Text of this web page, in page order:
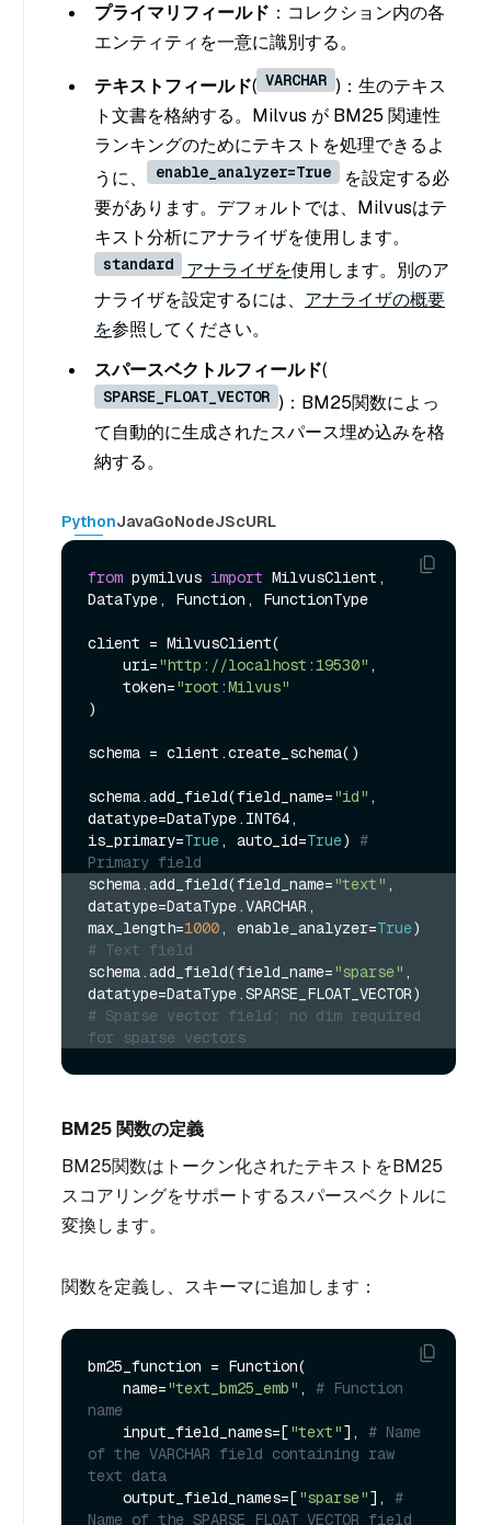
プライマリフィールド ：コレクション内の各
エンティティを一意に識別する。
テキストフィールド( VARCHAR )：生のテキス
ト文書を格納する。Milvus が BM25 関連性
ランキングのためにテキストを処理できるよ
うに、
enable_analyzer=True
を設定する必
要があります。デフォルトでは、Milvusはテ
キスト分析にアナライザを使用します。
standard アナライザを使用します。別のア
ナライザを設定するには、 アナライザの概要
を参照してください。
スパースベクトルフィールド(
SPARSE_FLOAT_VECTOR )：BM25関数によっ
て自動的に生成されたスパース埋め込みを格
納する。
PythonJavaGoNodeJScURL
from pymilvus import MilvusClient,
DataType, Function, FunctionType
client = MilvusClient(
    uri=
"http://localhost:19530" ,
    token=
"root:Milvus"
)
schema = client.create_schema()
schema.add_field(field_name="id" ,
datatype=DataType.INT64,
is_primary=True, auto_id=True) #
Primary field
schema.add_field(field_name="text" ,
datatype=DataType.VARCHAR,
max_length=1000, enable_analyzer=True
# Text field
schema.add_field(field_name="sparse" ,
# Sparse vector field; no dim required
for sparse vectors
BM25 関数の定義
BM25関数はトークン化されたテキストをBM25
スコアリングをサポートするスパースベクトルに
変換します。
関数を定義し、スキーマに追加します：
bm25_function = Function(
    name=
"text_bm25_emb" , # Function
name
    input_field_names=[
"text"], # Name
of the VARCHAR field containing raw
text data
    output_field_names=[
"sparse"], #
Name of the SPARSE_FLOAT_VECTOR field